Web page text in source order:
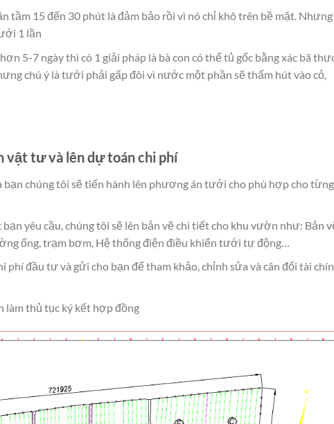
tầm 15 đến 30 phút là đảm bảo rồi vì nó chỉ khô trên bề mặt. Nhưng
1 lần
5-7 ngày thì có 1 giải pháp là bà con có thể tủ gốc bằng xác bã
chú ý là tưới phải gấp đôi vì nước một phần sẽ thấm hút vào cỏ,
vật tư và lên dự toán chi phí
bạn chúng tôi sẽ tiến hành lên phương án tưới cho phù hợp cho từng
yêu cầu, chúng tôi sẽ lên bản vẽ chi tiết cho khu vườn như: Bản
ống, trạm bơm, Hệ thống điện điều khiển tưới tự động…
phí đầu tư và gửi cho bạn để tham khảo, chỉnh sửa và cân đối tài
làm thủ tục ký kết hợp đồng